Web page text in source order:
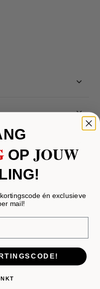
OPJOUW
én exclusieve
mail!